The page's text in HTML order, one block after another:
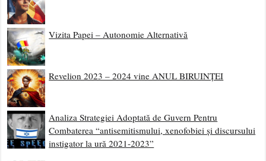
Vizita Papei – Autonomie Alternativă
Revelion 2023 – 2024 vine ANUL BIRUINȚEI
Analiza Strategiei Adoptată de Guvern Pentru
Combaterea “antisemitismului, xenofobiei și discursului
instigator la ură 2021-2023”